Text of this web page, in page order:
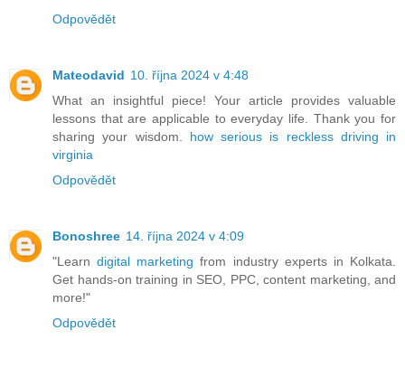
Odpovědět
Mateodavid 10. října 2024 v 4:48
What an insightful piece! Your article provides valuable
lessons that are applicable to everyday life. Thank you for
sharing your wisdom. how serious is reckless driving in
virginia
Odpovědět
Bonoshree 14. října 2024 v 4:09
"Learndigital marketing from industry experts in Kolkata.
Get hands-on training in SEO, PPC, content marketing, and
more!"
Odpovědět